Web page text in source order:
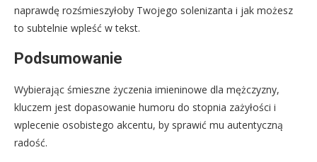
naprawdę rozśmieszyłoby Twojego solenizanta i jak możesz
to subtelnie wpleść w tekst.
Podsumowanie
Wybierając śmieszne życzenia imieninowe dla mężczyzny,
kluczem jest dopasowanie humoru do stopnia zażyłości i
wplecenie osobistego akcentu, by sprawić mu autentyczną
radość.